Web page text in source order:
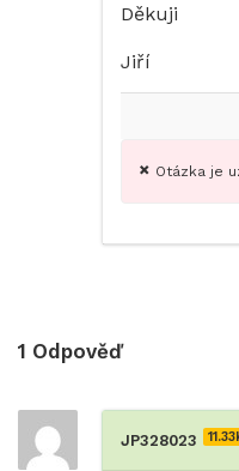
Děkuji
Jiří
Otázka je
1 Odpověď
JP328023